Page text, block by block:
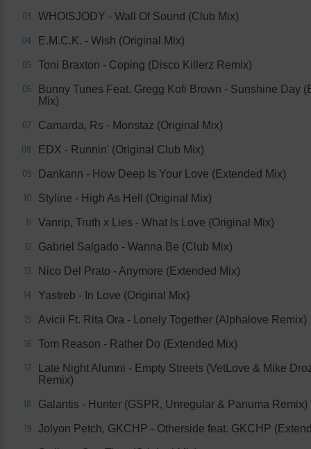
03 WHOISJODY - Wall Of Sound (Club Mix)
04 E.M.C.K. - Wish (Original Mix)
05 Toni Braxton - Coping (Disco Killerz Remix)
06
Bunny Tunes Feat. Gregg Kofi Brown - Sunshine Day
Mix)
07 Camarda, Rs - Monstaz (Original Mix)
08 EDX - Runnin' (Original Club Mix)
09 Dankann - How Deep Is Your Love (Extended Mix)
10 Styline - High As Hell (Original Mix)
11 Vanrip, Truth x Lies - What Is Love (Original Mix)
12 Gabriel Salgado - Wanna Be (Club Mix)
13 Nico Del Prato - Anymore (Extended Mix)
14 Yastreb - In Love (Original Mix)
15 Avicii Ft. Rita Ora - Lonely Together (Alphalove Remix)
16 Tom Reason - Rather Do (Extended Mix)
17
Late Night Alumni - Empty Streets (VetLove & Mike
Remix)
18 Galantis - Hunter (GSPR, Unregular & Panuma Remix)
19 Jolyon Petch, GKCHP - Otherside feat. GKCHP